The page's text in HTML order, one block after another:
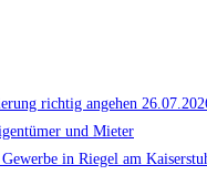
richtig angehen
und Mieter
in Riegel am